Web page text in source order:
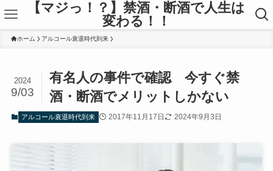
【マジっ！？】禁酒・断酒で人生は
変わる！！
ホーム アルコール衰退時代到来
有名人の事件で確認 今すぐ禁
酒・断酒でメリットしかない
2024
9/03
アルコール衰退時代到来 2017年11月17日 2024年9月3日